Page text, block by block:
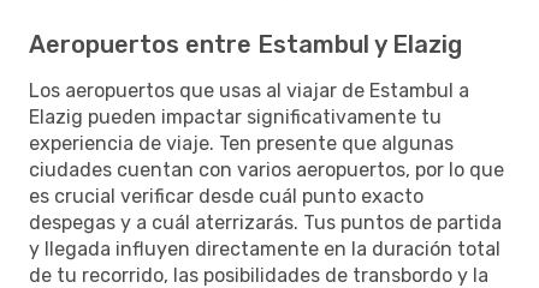
Aeropuertos entre Estambul y Elazig
Los aeropuertos que usas al viajar de Estambul a
Elazig pueden impactar significativamente tu
experiencia de viaje. Ten presente que algunas
ciudades cuentan con varios aeropuertos, por lo que
es crucial verificar desde cuál punto exacto
despegas y a cuál aterrizarás. Tus puntos de partida
y llegada influyen directamente en la duración total
de tu recorrido, las posibilidades de transbordo y la